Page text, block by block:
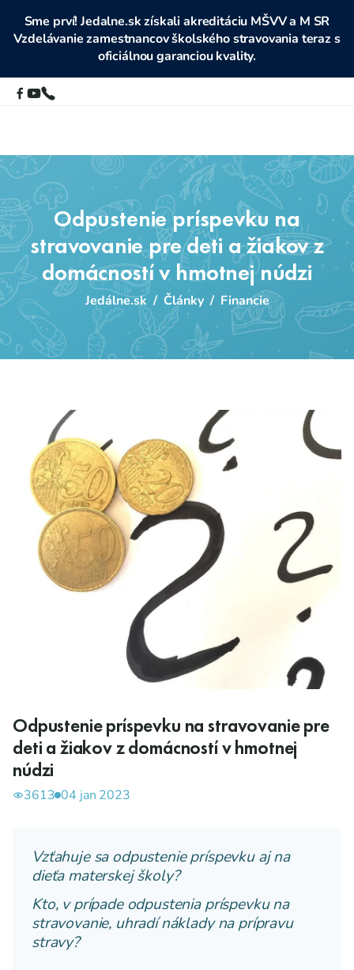
Sme prví! Jedalne.sk získali akreditáciu MŠVV a M SR
Vzdelávanie zamestnancov školského stravovania teraz s
oficiálnou garanciou kvality.
Odpustenie príspevku na
stravovanie pre deti a žiakov z
domácností v hmotnej núdzi
Jedálne.sk / Články / Financie
Odpustenie príspevku na stravovanie pre
deti a žiakov z domácností v hmotnej
núdzi
3613 04 jan 2023
Vzťahuje sa odpustenie príspevku aj na
dieťa materskej školy?
Kto, v prípade odpustenia príspevku na
stravovanie, uhradí náklady na prípravu
stravy?